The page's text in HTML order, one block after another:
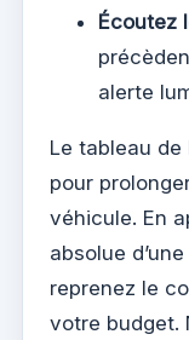
Écoutez
alerte
Le tableau
pour
véhicule. En
absolue
reprenez le
votre budget.